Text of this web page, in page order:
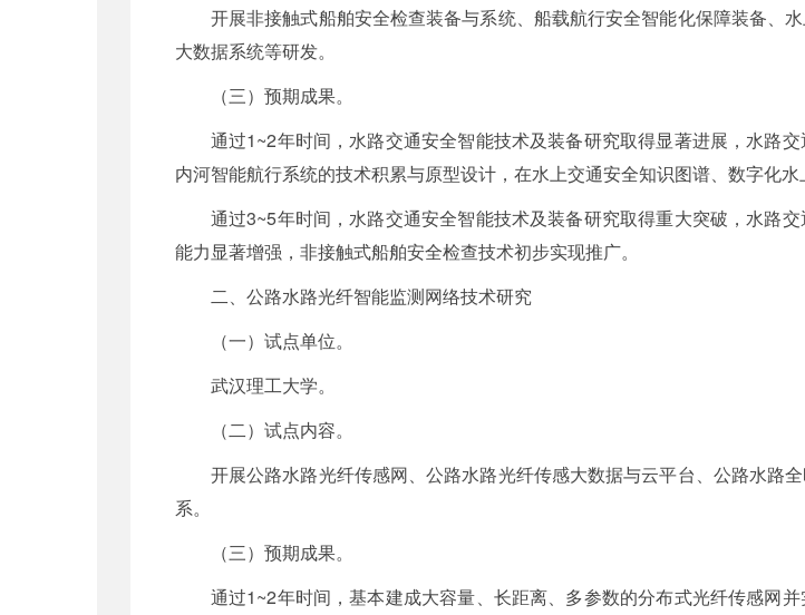
开展非接触式船舶安全检查装备与系统、船载航行安全智能化保障装备、
大数据系统等研发。
（三）预期成果。
通过1~2年时间，水路交通安全智能技术及装备研究取得显著进展，水路
内河智能航行系统的技术积累与原型设计，在水上交通安全知识图谱、数字化水
通过3~5年时间，水路交通安全智能技术及装备研究取得重大突破，水路
能力显著增强，非接触式船舶安全检查技术初步实现推广。
二、公路水路光纤智能监测网络技术研究
（一）试点单位。
武汉理工大学。
（二）试点内容。
开展公路水路光纤传感网、公路水路光纤传感大数据与云平台、公路水路
系。
（三）预期成果。
通过1~2年时间，基本建成大容量、长距离、多参数的分布式光纤传感网